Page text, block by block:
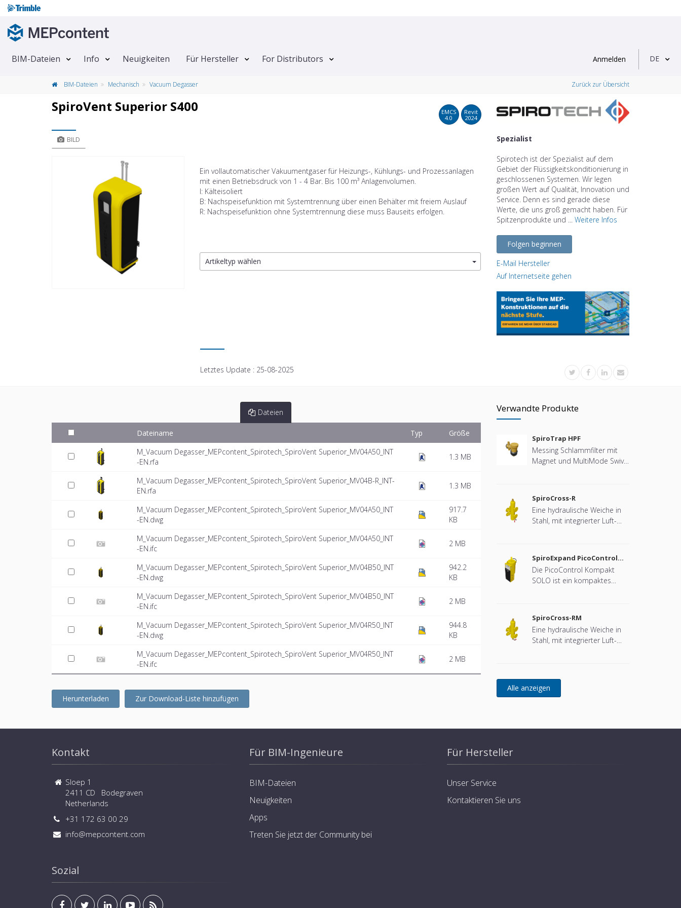
BIM-Dateien Info Neuigkeiten Für Hersteller For Distributors Anmelden DE
BIM-Dateien Mechanisch Vacuum Degasser Zurück zur Übersicht
​SpiroVent Superior S400
EMCS
4.0
Revit
2024
BILD
Ein vollautomatischer Vakuumentgaser für Heizungs-, Kühlungs- und Prozessanlagen
mit einen Betriebsdruck von 1 - 4 Bar. Bis 100 m³ Anlagenvolumen.
I: Kälteisoliert
B: Nachspeisefunktion mit Systemtrennung über einen Behälter mit freiem Auslauf
R: Nachspeisefunktion ohne Systemtrennung diese muss Bauseits erfolgen.
Artikeltyp wählen
Spezialist
Spirotech ist der Spezialist auf dem
Gebiet der Flüssigkeitskonditionierung in
geschlossenen Systemen. Wir legen
großen Wert auf Qualität, Innovation und
Service. Denn es sind gerade diese
Werte, die uns groß gemacht haben. Für
Spitzenprodukte und ... Weitere Infos
Folgen beginnen
E-Mail Hersteller
Auf Internetseite gehen
Letztes Update : 25-08-2025
Dateien
Dateiname Typ
Größe
M_Vacuum Degasser_MEPcontent_Spirotech_SpiroVent Superior_MV04A50_INT
-EN.rfa
1.3 MB
M_Vacuum Degasser_MEPcontent_Spirotech_SpiroVent Superior_MV04B-R_INT-
EN.rfa
1.3 MB
M_Vacuum Degasser_MEPcontent_Spirotech_SpiroVent Superior_MV04A50_INT
-EN.dwg
917.7
KB
M_Vacuum Degasser_MEPcontent_Spirotech_SpiroVent Superior_MV04A50_INT
-EN.ifc
2 MB
M_Vacuum Degasser_MEPcontent_Spirotech_SpiroVent Superior_MV04B50_INT
-EN.dwg
942.2
KB
M_Vacuum Degasser_MEPcontent_Spirotech_SpiroVent Superior_MV04B50_INT
-EN.ifc
2 MB
M_Vacuum Degasser_MEPcontent_Spirotech_SpiroVent Superior_MV04R50_INT
-EN.dwg
944.8
KB
M_Vacuum Degasser_MEPcontent_Spirotech_SpiroVent Superior_MV04R50_INT
-EN.ifc
2 MB
Herunterladen Zur Download-Liste hinzufügen
Verwandte Produkte
SpiroTrap HPF
Messing Schlammfilter mit
Magnet und MultiMode Swivel
SpiroCross-R
Eine hydraulische Weiche in
Stahl, mit integrierter Luft-
Remeha)
SpiroExpand PicoControl
Kompact Solo EPCK-S
Die PicoControl Kompakt
SOLO ist ein kompaktes
100 %) und ein
Überströmventil. Ein
druckloser
SpiroCross-RM
Eine hydraulische Weiche in
Stahl, mit integrierter Luft-
(entwickelt für Remeha)
Kontakt
Sloep 1
2411 CD Bodegraven
Netherlands
+31 172 63 00 29
info@mepcontent.com
Sozial
Für BIM-Ingenieure
BIM-Dateien
Neuigkeiten
Apps
Treten Sie jetzt der Community bei
Für Hersteller
Unser Service
Kontaktieren Sie uns